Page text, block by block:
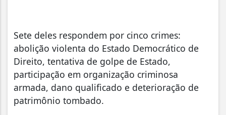
Sete deles respondem por cinco crimes:
abolição violenta do Estado Democrático de
Direito, tentativa de golpe de Estado,
participação em organização criminosa
armada, dano qualificado e deterioração de
patrimônio tombado.